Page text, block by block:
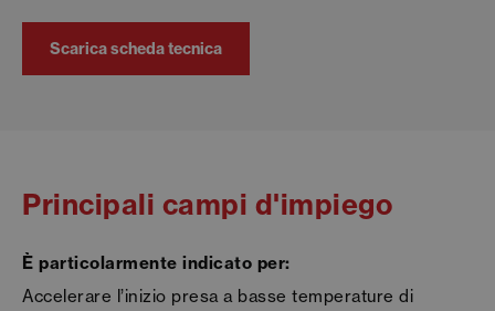
Scarica scheda tecnica
Principali campi d'impiego
È particolarmente indicato per:
Accelerare l’inizio presa a basse temperature di